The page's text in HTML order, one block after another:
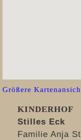
Größere
KINDERHOF
Stilles Eck
Familie Anja